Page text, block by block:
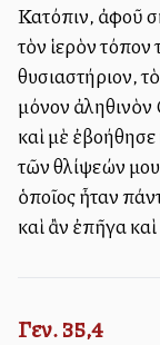
Κατόπιν, ἀφοῦ
τὸν ἱερὸν τόπον
θυσιαστήριον,
μόνον ἀληθινὸν
καὶ μὲ
τῶν θλίψεών
ὁποῖος ἦταν
καὶ ἂν ἐπῆγα
Γεν. 35,4